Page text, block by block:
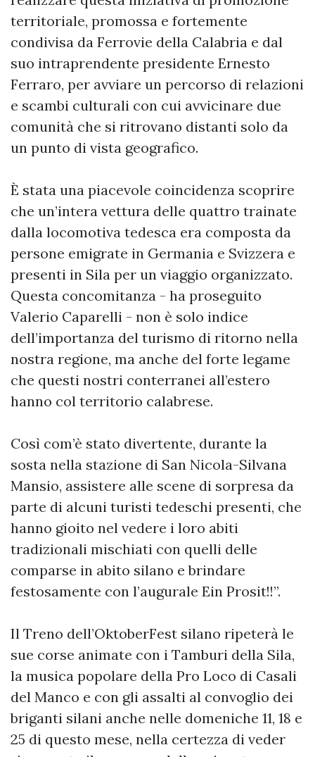
territoriale, promossa e fortemente
condivisa da Ferrovie della Calabria e dal
suo intraprendente presidente Ernesto
Ferraro, per avviare un percorso di relazioni
e scambi culturali con cui avvicinare due
comunità che si ritrovano distanti solo da
un punto di vista geografico.
È stata una piacevole coincidenza scoprire
che un’intera vettura delle quattro trainate
dalla locomotiva tedesca era composta da
persone emigrate in Germania e Svizzera e
presenti in Sila per un viaggio organizzato.
Questa concomitanza - ha proseguito
Valerio Caparelli - non è solo indice
dell’importanza del turismo di ritorno nella
nostra regione, ma anche del forte legame
che questi nostri conterranei all’estero
hanno col territorio calabrese.
Così com’è stato divertente, durante la
sosta nella stazione di San Nicola-Silvana
Mansio, assistere alle scene di sorpresa da
parte di alcuni turisti tedeschi presenti, che
hanno gioito nel vedere i loro abiti
tradizionali mischiati con quelli delle
comparse in abito silano e brindare
festosamente con l’augurale Ein Prosit!!”.
Il Treno dell’OktoberFest silano ripeterà le
sue corse animate con i Tamburi della Sila,
la musica popolare della Pro Loco di Casali
del Manco e con gli assalti al convoglio dei
briganti silani anche nelle domeniche 11, 18 e
25 di questo mese, nella certezza di veder